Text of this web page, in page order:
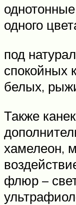
одного
под
спокойных
белых,
Также
хамелеон,
флюр –